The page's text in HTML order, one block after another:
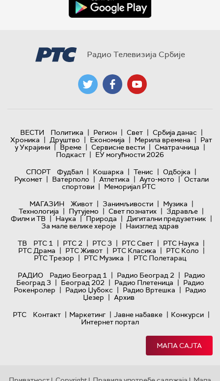
Радио Телевизија Србије
ВЕСТИ Политика | Регион | Свет | Србија данас |
Хроника | Друштво | Економија | Мерила времена | Рат
у Украјини | Време | Сервисне вести | Сматрачница |
Подкаст | ЕУ могућности 2026
СПОРТ
Фудбал | Кошарка | Тенис | Одбојка |
Рукомет | Ватерполо | Атлетика | Ауто-мото | Остали
спортови | Меморијал РТС
МАГАЗИН
Живот | Занимљивости | Музика |
Технологијa | Путујемо | Свет познатих | Здравље |
Филм и ТВ | Наука | Природа | Дигитални предузетник |
За мале велике хероје | Наизглед здрав
ТВ
РТС 1 | РТС 2 | РТС 3 | РТС Свет | РТС Наука |
РТС Драма | РТС Живот | РТС Класика | РТС Коло |
РТС Трезор | РТС Музика | РТС Полетарац
РАДИО
Радио Београд 1 | Радио Београд 2 | Радио
Београд 3 | Београд 202 | Радио Плетеница | Радио
Рокенролер | Радио Џубокс | Радио Вртешка | Радио
Џезер | Архив
РТС
Контакт | Маркетинг | Јавне набавке | Конкурси |
Интернет портал
МАПА САЈТА